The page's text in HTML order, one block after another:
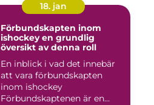
18. jan
Förbundskapten inom
ishockey en grundlig
översikt av denna roll
En inblick i vad det innebär
att vara förbundskapten
inom ishockey
Förbundskaptenen är en